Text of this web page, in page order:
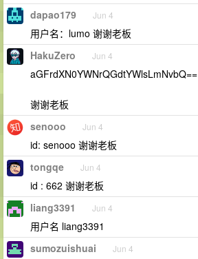
dapao179 Jun 4
用户名：lumo 谢谢老板
HakuZero Jun 4
aGFrdXN0YWNrQGdtYWlsLmNvbQ==
谢谢老板
senooo Jun 4
id: senooo 谢谢老板
tongqe Jun 4
id : 662 谢谢老板
liang3391 Jun 4
用户名 liang3391
sumozuishuai Jun 4